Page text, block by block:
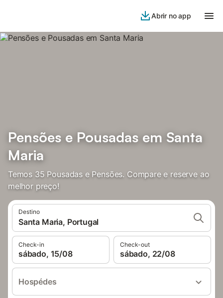
Abrir no app
Pensões e Pousadas em Santa
Maria
Temos 35 Pousadas e Pensões. Compare e reserve ao
melhor preço!
Destino
Santa Maria, Portugal
Check-in
sábado, 15/08
Check-out
sábado, 22/08
Hospédes